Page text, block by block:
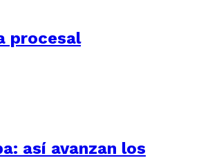
procesal
así avanzan los